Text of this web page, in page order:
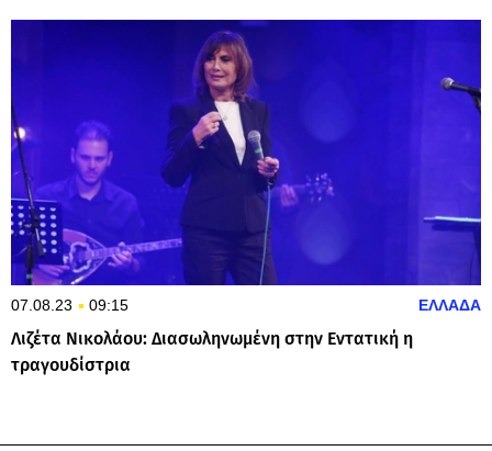
07.08.23 09:15 ΕΛΛΑΔΑ
Λιζέτα Νικολάου: Διασωληνωμένη στην Εντατική η
τραγουδίστρια